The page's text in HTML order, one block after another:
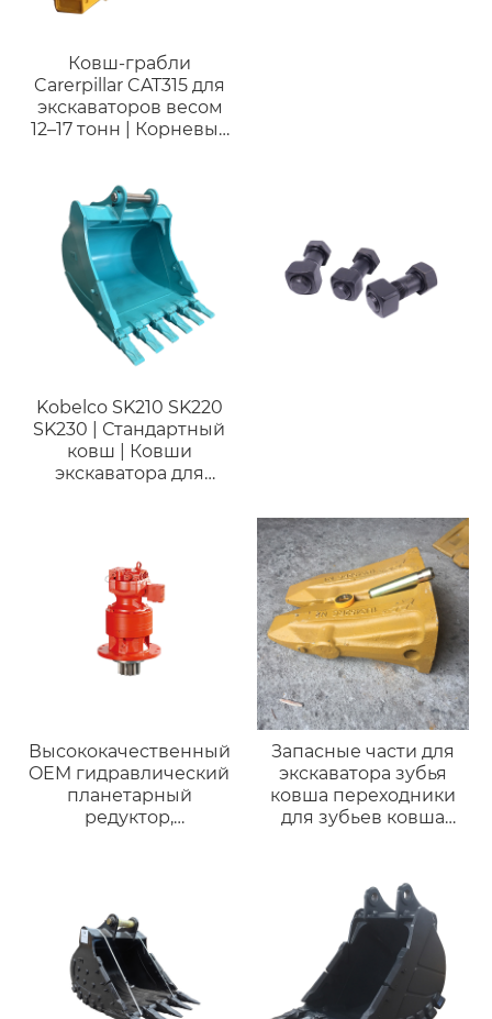
Ковш-грабли
Carerpillar CAT315 для
экскаваторов весом
12–17 тонн | Корневые
сельскохозяйственных
и строительных
объектов
Kobelco SK210 SK220
SK230 | Стандартный
ковш | Ковши
экскаватора для
Высококачественный
OEM гидравлический
планетарный
редуктор,
привода
оборудования,
гидравлическоеSwing
устройство SG025
Запасные части для
экскаватора зубья
ковша переходники
для зубьев ковша
ковшей